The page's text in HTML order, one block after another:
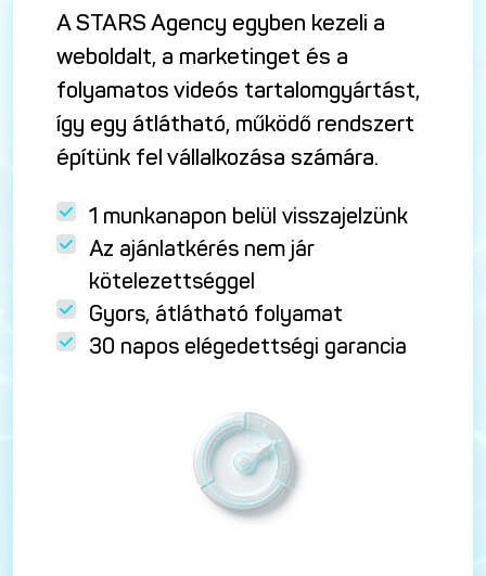
A STARS Agency egyben kezeli a
weboldalt, a marketinget és a
folyamatos videós tartalomgyártást,
így egy átlátható, működő rendszert
építünk fel vállalkozása számára.
1 munkanapon belül visszajelzünk
Az ajánlatkérés nem jár
kötelezettséggel
Gyors, átlátható folyamat
30 napos elégedettségi garancia